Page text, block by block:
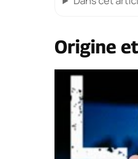
Origine